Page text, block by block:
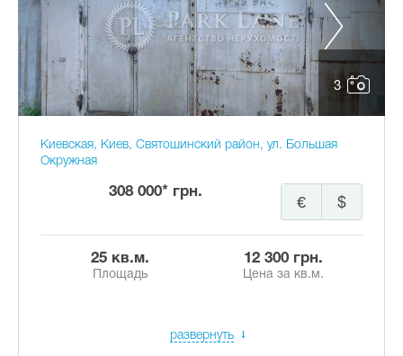
3
Киевская, Киев, Святошинский район, ул. Большая
Окружная
308 000* грн.
$
€
25 кв.м.
Площадь
12 300 грн.
Цена за кв.м.
развернуть